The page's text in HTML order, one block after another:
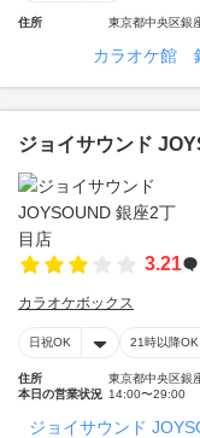
住所 東京都中央区銀
カラオケ館
ジョイサウンド
3.21
カラオケボックス
日祝OK 21時以降OK
住所
東京都中央区銀
本日の営業状況 14:00〜29:00
ジョイサウンド